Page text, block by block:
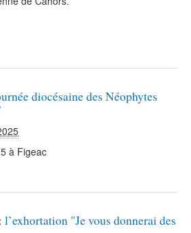
diocésaine des Néophytes
à Figeac
"Je vous donnerai des